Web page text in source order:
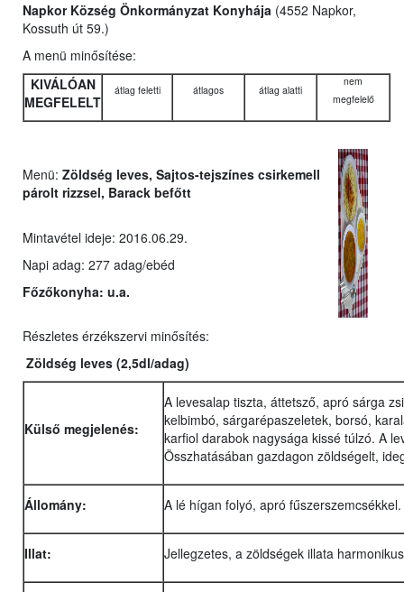
Napkor Község Önkormányzat Konyhája (4552 Napkor,
Kossuth út 59.)
A menü minősítése:
KIVÁLÓAN
MEGFELELT
átlag feletti átlagos átlag alatti
nem
megfelelő
Menü: Zöldség leves, Sajtos-tejszínes csirkemell
párolt rizzsel, Barack befőtt
Mintavétel ideje: 2016.06.29.
Napi adag: 277 adag/ebéd
Főzőkonyha: u.a.
Részletes érzékszervi minősítés:
Zöldség leves (2,5dl/adag)
Külső megjelenés:
A levesalap tiszta, áttetsző, apró sárga
kelbimbó, sárgarépaszeletek, borsó,
karfiol darabok nagysága kissé túlzó. A
Összhatásában gazdagon zöldségelt,
Állomány: A lé hígan folyó, apró
Illat: Jellegzetes, a zöldségek illata